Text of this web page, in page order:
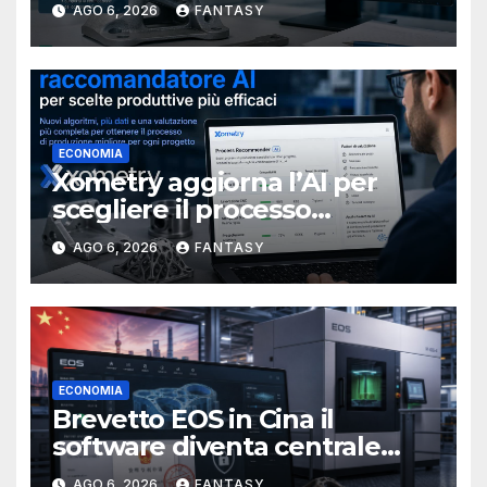
AGO 6, 2026 FANTASY
ECONOMIA
Xometry aggiorna l’AI per
scegliere il processo
produttivo più adatto
AGO 6, 2026 FANTASY
ECONOMIA
Brevetto EOS in Cina il
software diventa centrale
nella stampa 3D industriale